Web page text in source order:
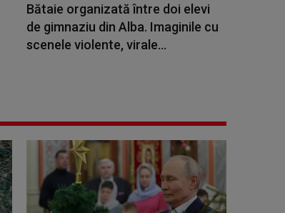
Bătaie organizată între doi elevi
de gimnaziu din Alba. Imaginile cu
scenele violente, virale...